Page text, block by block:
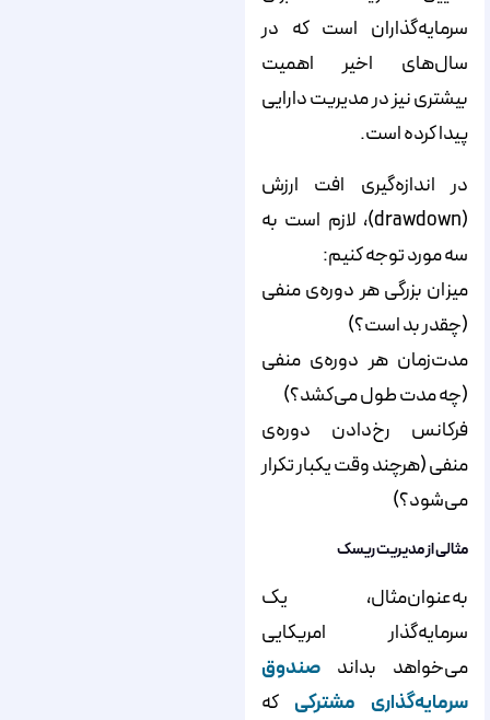
سرمایه‌گذاران است که در
سال‌های اخیر اهمیت
بیشتری نیز در مدیریت دارایی
پیدا کرده است.
در اندازه‌گیری افت ارزش
(drawdown)، لازم است به
سه مورد توجه کنیم:
میزان بزرگی هر دوره‌ی منفی
(چقدر بد است؟)
مدت‌زمان هر دوره‌ی منفی
(چه مدت طول می‌کشد؟)
فرکانس رخ‌دادن دوره‌ی
منفی (هرچند وقت یکبار تکرار
می‌شود؟)
مثالی از مدیریت ریسک
به‌عنوان‌مثال، یک
سرمایه‌گذار امریکایی
می‌خواهد بداند صندوق
سرمایه‌گذاری مشترکی که